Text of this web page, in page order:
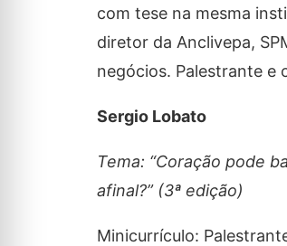
com tese na mesma
diretor da Anclivepa,
negócios. Palestrante e
Sergio Lobato
Tema: “Coração pode
afinal?” (3ª edição)
Minicurrículo: